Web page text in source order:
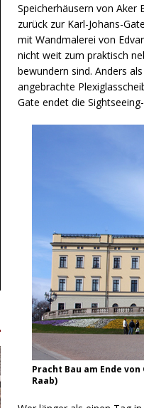
Speicherhäusern von Aker
zurück zur Karl-Johans-
mit Wandmalerei von
nicht weit zum praktisch
bewundern sind. Anders
angebrachte
Gate endet die
Pracht Bau am Ende
Raab)